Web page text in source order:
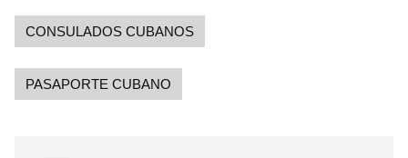
Guardar como favorito
CONSULADOS CUBANOS
PASAPORTE CUBANO